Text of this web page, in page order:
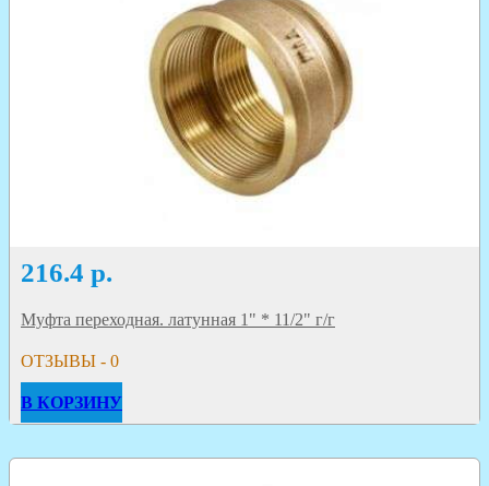
216.4 р.
Муфта переходная. латунная 1" * 11/2" г/г
ОТЗЫВЫ - 0
В КОРЗИНУ